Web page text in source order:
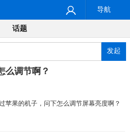
导航
话题
发起
么调节啊？
苹果的机子，问下怎么调节屏幕亮度啊？